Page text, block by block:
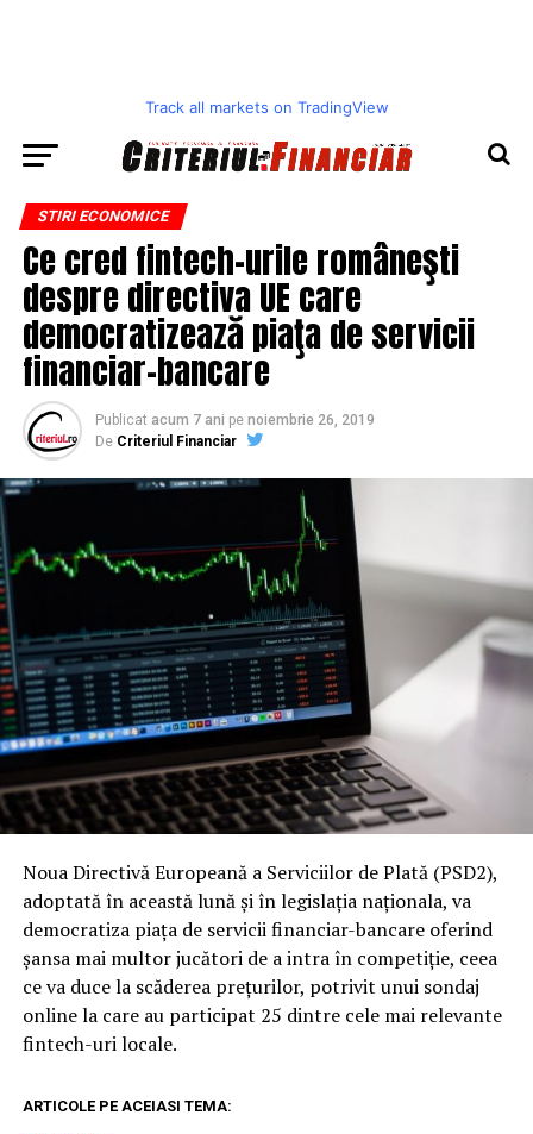
Track all markets on TradingView
STIRI ECONOMICE
Ce cred fintech-urile româneşti
despre directiva UE care
democratizează piaţa de servicii
financiar-bancare
Publicat acum 7 ani pe noiembrie 26, 2019
De Criteriul Financiar
Noua Directivă Europeană a Serviciilor de Plată (PSD2),
adoptată în această lună şi în legislaţia naţionala, va
democratiza piaţa de servicii financiar-bancare oferind
şansa mai multor jucători de a intra în competiţie, ceea
ce va duce la scăderea preţurilor, potrivit unui sondaj
online la care au participat 25 dintre cele mai relevante
fintech-uri locale.
ARTICOLE PE ACEIASI TEMA: